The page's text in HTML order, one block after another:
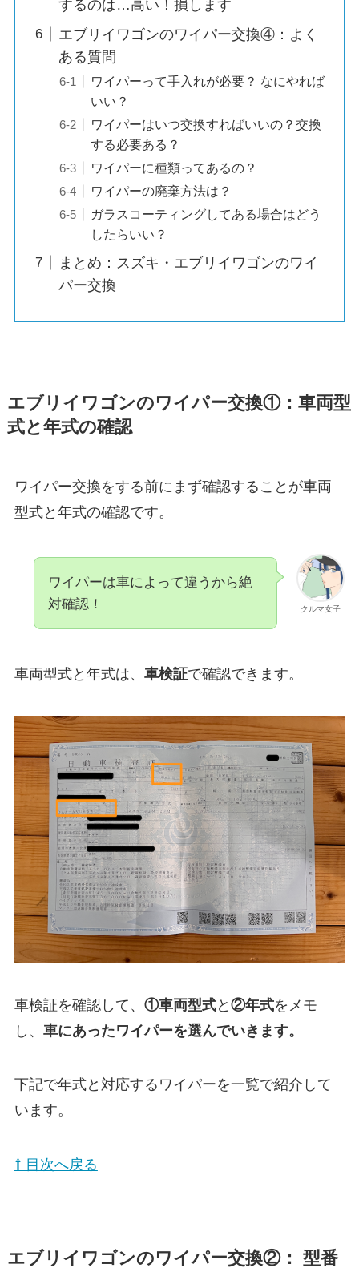
するのは…高い！損します
エブリイワゴンのワイパー交換④：よく
ある質問
ワイパーって手入れが必要？ なにやれば
いい？
ワイパーはいつ交換すればいいの？交換
する必要ある？
ワイパーに種類ってあるの？
ワイパーの廃棄方法は？
ガラスコーティングしてある場合はどう
したらいい？
まとめ：スズキ・エブリイワゴンのワイ
パー交換
エブリイワゴンのワイパー交換①：車両型
式と年式の確認
ワイパー交換をする前にまず確認することが車両
型式と年式の確認です。
クルマ女子
ワイパーは車によって違うから絶
対確認！
車両型式と年式は、 車検証で確認できます。
車検証を確認して、 ①車両型式と ②年式をメモ
し、 車にあったワイパーを選んでいきます。
下記で年式と対応するワイパーを一覧で紹介して
います。
⇧ 目次へ戻る
エブリイワゴンのワイパー交換②： 型番